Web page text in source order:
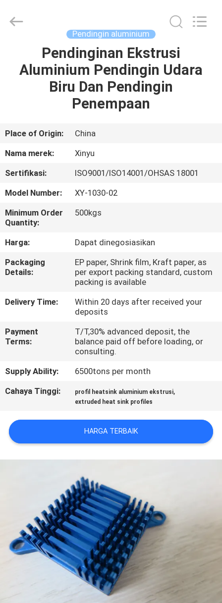
RUMAH
PRODUK
VR
KAMI
TUR
PABRIK
KONTROL
KUALITAS
HUBUNGI
KAMI
PERMINTAAN
PENAWARAN
SITEMAP
Rights
Pendingin aluminium
Pendinginan Ekstrusi
Aluminium Pendingin Udara
Biru Dan Pendingin
Penempaan
Place of Origin:
China
Nama merek:
Xinyu
Sertifikasi:
ISO9001/ISO14001/OHSAS 18001
Model Number:
XY-1030-02
Minimum Order
Quantity:
500kgs
Harga:
Dapat dinegosiasikan
Packaging
Details:
EP paper, Shrink film, Kraft paper, as
per export packing standard, custom
packing is available
Delivery Time:
Within 20 days after received your
deposits
Payment
Terms:
T/T,30% advanced deposit, the
balance paid off before loading, or
consulting.
Supply Ability:
6500tons per month
Cahaya Tinggi:
profil heatsink aluminium ekstrusi,
extruded heat sink profiles
HARGA TERBAIK